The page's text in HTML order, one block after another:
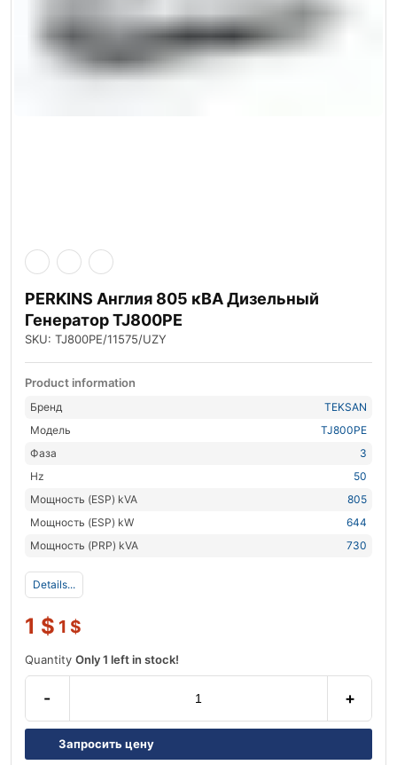
PERKINS Англия 805 кВА Дизельный
Генератор TJ800PE
SKU: TJ800PE/11575/UZY
Product information
Бренд
TEKSAN
Модель
TJ800PE
Фаза
3
Hz
50
Мощность (ESP) kVA
805
Мощность (ESP) kW
644
Мощность (PRP) kVA
730
Details...
1 $ 1 $
Quantity Only 1 left in stock!
- +
Запросить цену